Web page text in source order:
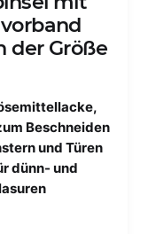
der Größe
Beschneiden
und Türen
dünn- und